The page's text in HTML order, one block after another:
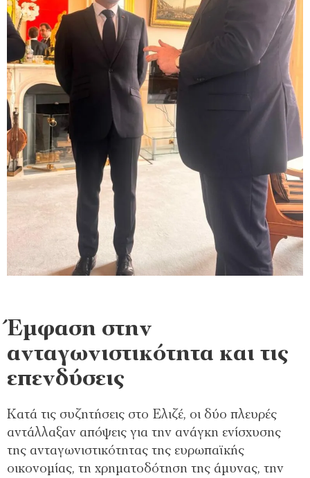
Έμφαση στην
ανταγωνιστικότητα και τις
επενδύσεις
Κατά τις συζητήσεις στο Ελιζέ, οι δύο πλευρές
αντάλλαξαν απόψεις για την ανάγκη ενίσχυσης
της ανταγωνιστικότητας της ευρωπαϊκής
οικονομίας, τη χρηματοδότηση της άμυνας, την